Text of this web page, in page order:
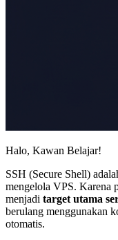
Halo, Kawan Belajar!
SSH (Secure Shell)
mengelola VPS. Karena
menjadi target utama
berulang menggunakan
otomatis.